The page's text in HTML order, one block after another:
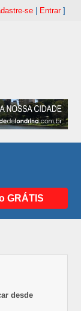
se| Entrar]
GRÁTIS
desde